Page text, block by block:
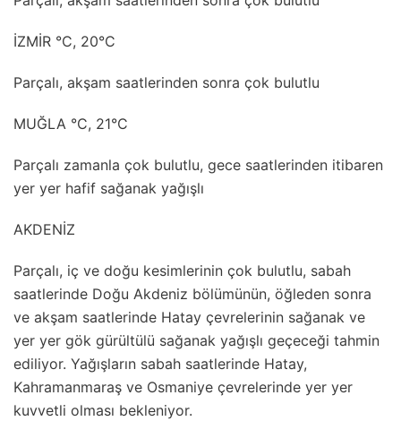
İZMİR °C, 20°C
Parçalı, akşam saatlerinden sonra çok bulutlu
MUĞLA °C, 21°C
Parçalı zamanla çok bulutlu, gece saatlerinden itibaren
yer yer hafif sağanak yağışlı
AKDENİZ
Parçalı, iç ve doğu kesimlerinin çok bulutlu, sabah
saatlerinde Doğu Akdeniz bölümünün, öğleden sonra
ve akşam saatlerinde Hatay çevrelerinin sağanak ve
yer yer gök gürültülü sağanak yağışlı geçeceği tahmin
ediliyor. Yağışların sabah saatlerinde Hatay,
Kahramanmaraş ve Osmaniye çevrelerinde yer yer
kuvvetli olması bekleniyor.